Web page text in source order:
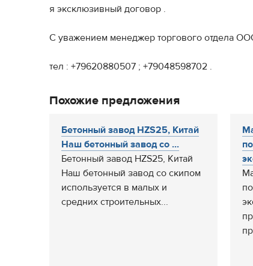
я эксклюзивн­­­­­­­­ый договор .
С уважением менеджер торгового отдела
тел : +79620880507 ; +79048598702 .
Похожие предложения
Бетонный завод HZS25, Китай
Наш бетонный завод со ...
Бетонный завод HZS25, Китай
Наш бетонный завод со скипом
используется в малых и
средних строительных...